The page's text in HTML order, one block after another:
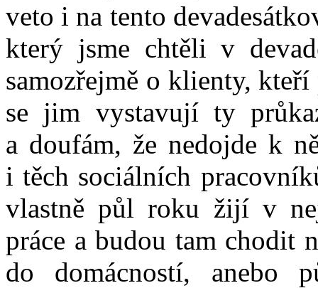
veto i na tento
který jsme chtěli v
samozřejmě o klienty,
se jim vystavují ty
a doufám, že nedojde k
i těch sociálních
vlastně půl roku žijí v
práce a budou tam chodit
do domácností, anebo